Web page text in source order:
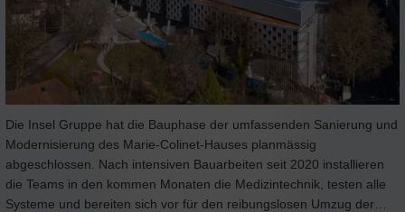
Die Insel Gruppe hat die Bauphase der umfassenden Sanierung und
Modernisierung des Marie-Colinet-Hauses planmässig
abgeschlossen. Nach intensiven Bauarbeiten seit 2020 installieren
die Teams in den kommen Monaten die Medizintechnik, testen alle
Systeme und bereiten sich vor für den reibungslosen Umzug der…